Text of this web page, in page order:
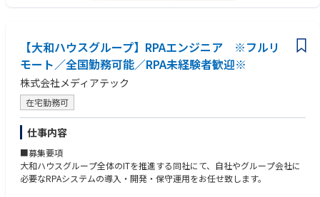
使用ツールや言語：
・UiPath
・PowerAutomate
・VB.NET
・AI-OCR（DX Suite）
・MySQL など
【大和ハウスグループ】RPAエンジニア ※フルリ
モート／全国勤務可能／RPA未経験者歓迎※
株式会社メディアテック
在宅勤務可
仕事内容
■募集要項
大和ハウスグループ全体のITを推進する同社にて、自社やグループ会社に
必要なRPAシステムの導入・開発・保守運用をお任せ致します。